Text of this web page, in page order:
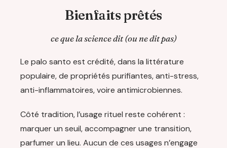
Bienfaits prêtés
ce que la science dit (ou ne dit pas)
Le palo santo est crédité, dans la littérature
populaire, de propriétés purifiantes, anti-stress,
anti-inflammatoires, voire antimicrobiennes.
Côté tradition, l’usage rituel reste cohérent :
marquer un seuil, accompagner une transition,
parfumer un lieu. Aucun de ces usages n’engage